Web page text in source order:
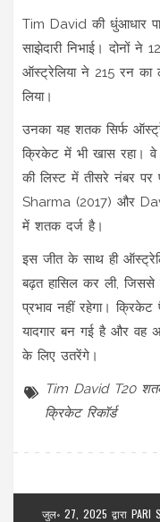
Tim David की धुंआधार
साझेदारी निभाई। दोनों ने
ऑस्ट्रेलिया ने 215 रन का
लिया।
उनका यह शतक सिर्फ
क्रिकेट में भी खास रहा।
की लिस्ट में तीसरे नंबर
Sharma (2017) और
में शतक दर्ज है।
इस जीत के साथ ही
बढ़त हासिल कर ली, जिससे
प्रभाव नहीं रहेगा।
यादगार बन गई है और वह
के लिए उतरेंगे।
Tim David T20
क्रिकेट रिकॉर्ड
जुल॰ 27, 2025 द्वारा PARI